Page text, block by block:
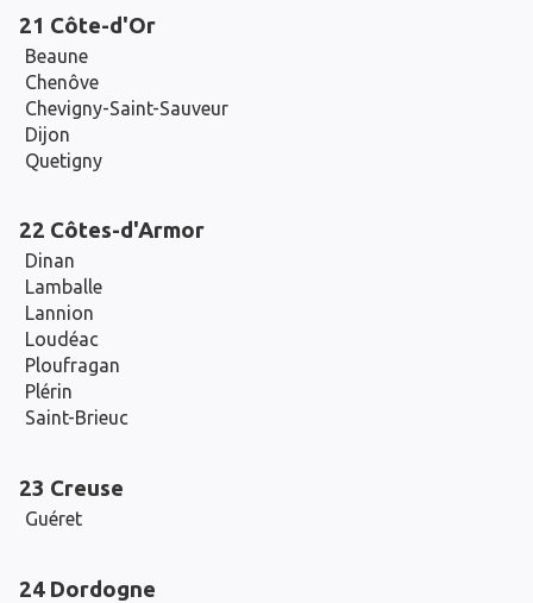
21 Côte-d'Or
Beaune
Chenôve
Chevigny-Saint-Sauveur
Dijon
Quetigny
22 Côtes-d'Armor
Dinan
Lamballe
Lannion
Loudéac
Ploufragan
Plérin
Saint-Brieuc
23 Creuse
Guéret
24 Dordogne